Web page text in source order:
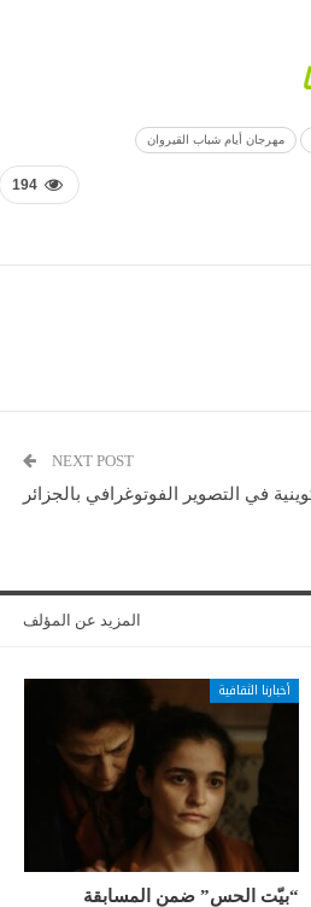
مهرجان أيام شباب القيروان
194
NEXT POST
في التصوير الفوتوغرافي بالجزائر
المزيد عن المؤلف
أخبارنا الثقافية
“بيّت الحس” ضمن المسابقة